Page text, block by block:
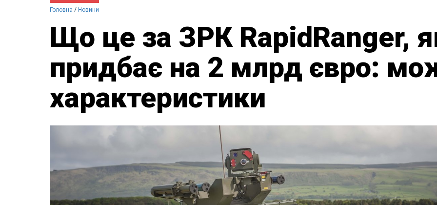
Головна Новини
Що це за ЗРК RapidRanger,
придбає на 2 млрд євро:
характеристики